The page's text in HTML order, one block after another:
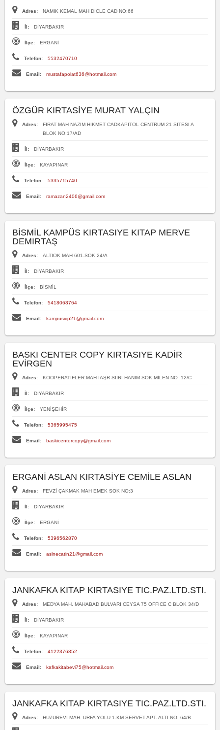
Adres: NAMIK KEMAL MAH DICLE CAD NO:66
İl: DİYARBAKIR
İlçe: ERGANİ
Telefon: 5532470710
Email: mustafapolat636@hotmail.com
ÖZGÜR KIRTASİYE MURAT YALÇIN
Adres:
FIRAT MAH NAZIM HIKMET CADKAPITOL CENTRUM 21 SITESI A
BLOK NO:17/AD
İl: DİYARBAKIR
İlçe: KAYAPINAR
Telefon: 5335715740
Email: ramazan2406@gmail.com
BİSMİL KAMPÜS KIRTASIYE KITAP MERVE
DEMIRTAŞ
Adres: ALTIOK MAH 601.SOK 24/A
İl: DİYARBAKIR
İlçe: BİSMİL
Telefon: 5418068764
Email: kampusvip21@gmail.com
BASKI CENTER COPY KIRTASIYE KADİR
EVİRGEN
Adres: KOOPERATİFLER MAH İAŞR SIIRI HANIM SOK MİLEN NO :12/C
İl: DİYARBAKIR
İlçe: YENİŞEHİR
Telefon: 5365995475
Email: baskicentercopy@gmail.com
ERGANİ ASLAN KIRTASİYE CEMİLE ASLAN
Adres: FEVZİ ÇAKMAK MAH EMEK SOK NO:3
İl: DİYARBAKIR
İlçe: ERGANİ
Telefon: 5396562870
Email: aslnecatin21@gmail.com
JANKAFKA KITAP KIRTASIYE TIC.PAZ.LTD.STI.
Adres: MEDYA MAH. MAHABAD BULVARI CEYSA 75 OFFICE C BLOK 34/D
İl: DİYARBAKIR
İlçe: KAYAPINAR
Telefon: 4122376852
Email: kafkakitabevi75@hotmail.com
JANKAFKA KITAP KIRTASIYE TIC.PAZ.LTD.STI.
Adres: HUZUREVI MAH. URFA YOLU 1.KM SERVET APT. ALTI NO: 64/B